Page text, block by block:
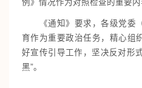
例》情况作为对照检查的重要内
《通知》要求，各级党委（
育作为重要政治任务，精心组
好宣传引导工作，坚决反对形
黑”。